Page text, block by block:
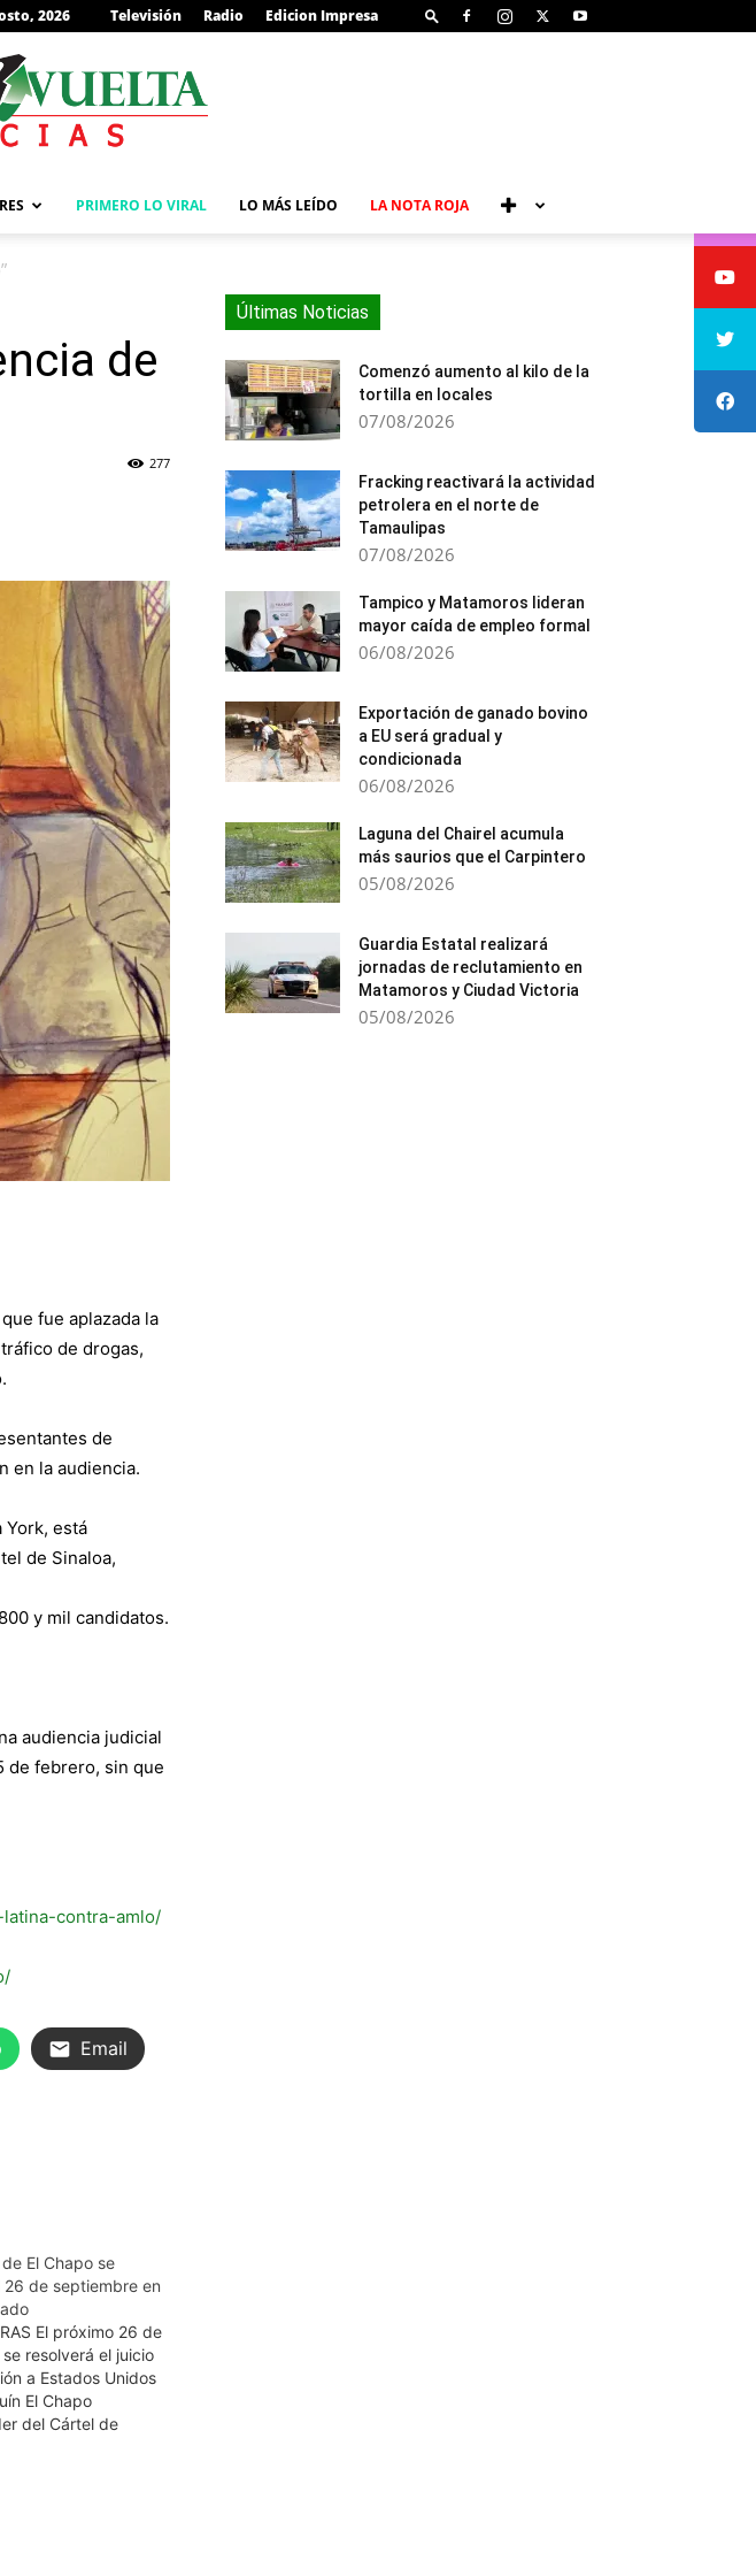
2026 Televisión Radio Edicion Impresa
PRIMERO LO VIRAL LO MÁS LEÍDO LA NOTA ROJA
de
277
fue aplazada la
de drogas,
de
en la audiencia.
York, está
de Sinaloa,
y mil candidatos.
audiencia judicial
de febrero, sin que
contra-amlo/
Email
El Chapo se
26 de septiembre en
El próximo 26 de
resolverá el juicio
a Estados Unidos
El Chapo
del Cártel de
Últimas Noticias
Comenzó aumento al kilo de la
tortilla en locales
07/08/2026
Fracking reactivará la actividad
petrolera en el norte de
Tamaulipas
07/08/2026
Tampico y Matamoros lideran
mayor caída de empleo formal
06/08/2026
Exportación de ganado bovino
a EU será gradual y
condicionada
06/08/2026
Laguna del Chairel acumula
más saurios que el Carpintero
05/08/2026
Guardia Estatal realizará
jornadas de reclutamiento en
Matamoros y Ciudad Victoria
05/08/2026